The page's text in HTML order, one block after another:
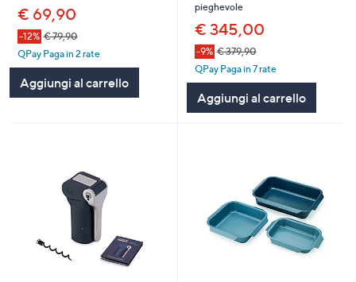
€ 69,90
-12% € 79,90
QPay Paga in 2 rate
Aggiungi al carrello
pieghevole
€ 345,00
-9% € 379,90
QPay Paga in 7 rate
Aggiungi al carrello